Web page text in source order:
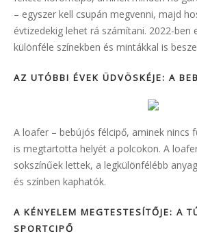
– egyszer kell csupán megvenni, majd
évtizedekig lehet rá számítani. 2022-ben
különféle színekben és mintákkal is
AZ UTÓBBI ÉVEK ÜDVÖSKÉJE: A
A loafer – bebújós félcipő, aminek nincs
is megtartotta helyét a polcokon. A
sokszínűek lettek, a legkülönfélébb
és színben kaphatók.
A KÉNYELEM MEGTESTESÍTŐJE: A
SPORTCIPŐ